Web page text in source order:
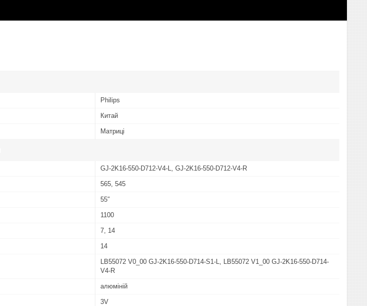
Philips
Китай
Матриці
GJ-2K16-550-D712-V4-L, GJ-2K16-550-D712-V4-R
565, 545
55″
1100
7, 14
14
LB55072 V0_00 GJ-2K16-550-D714-S1-L, LB55072 V1_00 GJ-2K16-550-D714-
V4-R
алюміній
3V